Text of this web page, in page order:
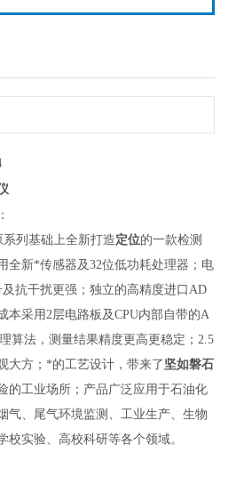
列基础上全新打造定位的一款检测
全新*传感器及32位低功耗处理器；电
抗干扰更强；独立的高精度进口AD
本采用2层电路板及CPU内部自带的A
算法，测量结果精度更高更稳定；2.5
大方；*的工艺设计，带来了 坚如磐石
的工业场所；产品广泛应用于石油化
气、尾气环境监测、 工业生产、生物
校实验、高校科研等各个领域。